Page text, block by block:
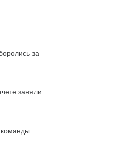
за
заняли